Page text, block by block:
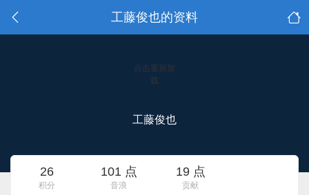
工藤俊也的资料
点击重新加
载
工藤俊也
26
积分
101 点
音浪
19 点
贡献